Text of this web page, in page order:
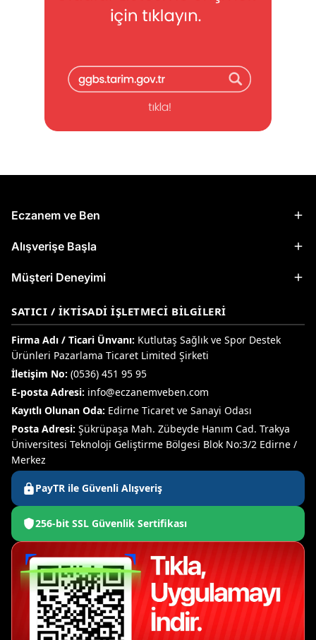
Eczanem ve Ben
Alışverişe Başla
Müşteri Deneyimi
SATICI / İKTISADI İŞLETMECI BILGILERI
Firma Adı / Ticari Ünvanı: Kutlutaş Sağlık ve Spor Destek
Ürünleri Pazarlama Ticaret Limited Şirketi
İletişim No: (0536) 451 95 95
E-posta Adresi: info@eczanemveben.com
Kayıtlı Olunan Oda: Edirne Ticaret ve Sanayi Odası
Posta Adresi: Şükrüpaşa Mah. Zübeyde Hanım Cad. Trakya
Üniversitesi Teknoloji Geliştirme Bölgesi Blok No:3/2 Edirne /
Merkez
PayTR ile Güvenli Alışveriş
256-bit SSL Güvenlik Sertifikası